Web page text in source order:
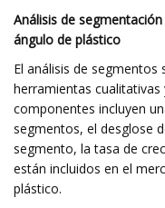
Análisis de
ángulo de plástico
El análisis de segmentos
herramientas
componentes incluyen
segmentos, el desglose
segmento, la tasa de
están incluidos en el
plástico.